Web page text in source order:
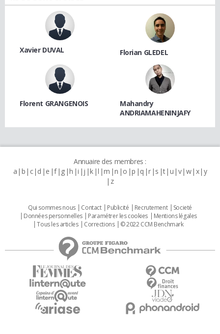
Xavier DUVAL Florian GLEDEL
Florent GRANGENOIS
Mahandry
ANDRIAMAHENINJAFY
Annuaire des membres :
a b c d e f g h i j k l m n o p q r s t u v w x y
z
Qui sommes nous Contact Publicité Recrutement
Societé
Données personnelles
Paramétrer les cookies
Mentions légales
Tous les articles
Corrections © 2022 CCM Benchmark